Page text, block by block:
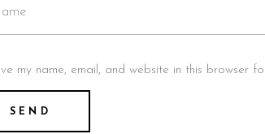
my name, email, and website in this browser